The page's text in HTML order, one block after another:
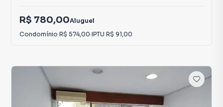
R$ 780,00Aluguel
Condomínio R$ 574,00·IPTU R$ 91,00